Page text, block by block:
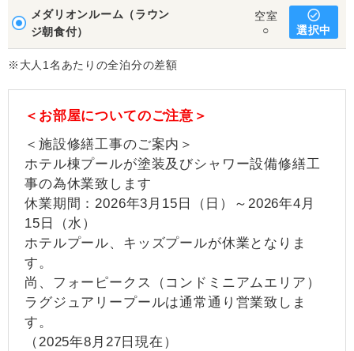
メダリオンルーム（ラウン
ジ朝食付）
空室
○
選択中
※大人1名あたりの全泊分の差額
＜お部屋についてのご注意＞
＜施設修繕工事のご案内＞
ホテル棟プールが塗装及びシャワー設備修繕工
事の為休業致します
休業期間：2026年3月15日（日）～2026年4月
15日（水）
ホテルプール、キッズプールが休業となりま
す。
尚、フォーピークス（コンドミニアムエリア）
ラグジュアリープールは通常通り営業致しま
す。
（2025年8月27日現在）